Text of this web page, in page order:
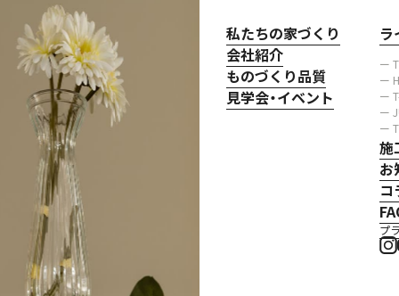
見学会のお申し込み
資料請求・お問い合わせ
私たちの家づくり
会社紹介
ものづくり品質
見学会・イベント
ラ
ー
ー
ー
ー
ー
施
お
コ
プ